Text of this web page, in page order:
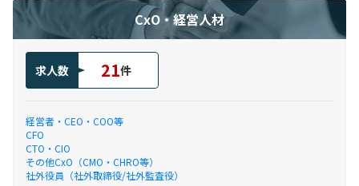
CxO・経営人材
求人数 21件
経営者・CEO・COO等
CFO
CTO・CIO
その他CxO（CMO・CHRO等）
社外役員（社外取締役/社外監査役）